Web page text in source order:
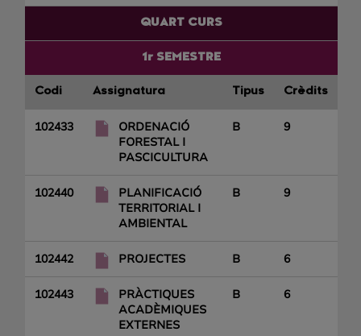
QUART CURS
1r SEMESTRE
Codi Assignatura Tipus Crèdits
102433
ORDENACIÓ
FORESTAL I
PASCICULTURA
B 9
102440
PLANIFICACIÓ
TERRITORIAL I
AMBIENTAL
B 9
102442 PROJECTES B 6
102443
PRÀCTIQUES
ACADÈMIQUES
EXTERNES
B 6